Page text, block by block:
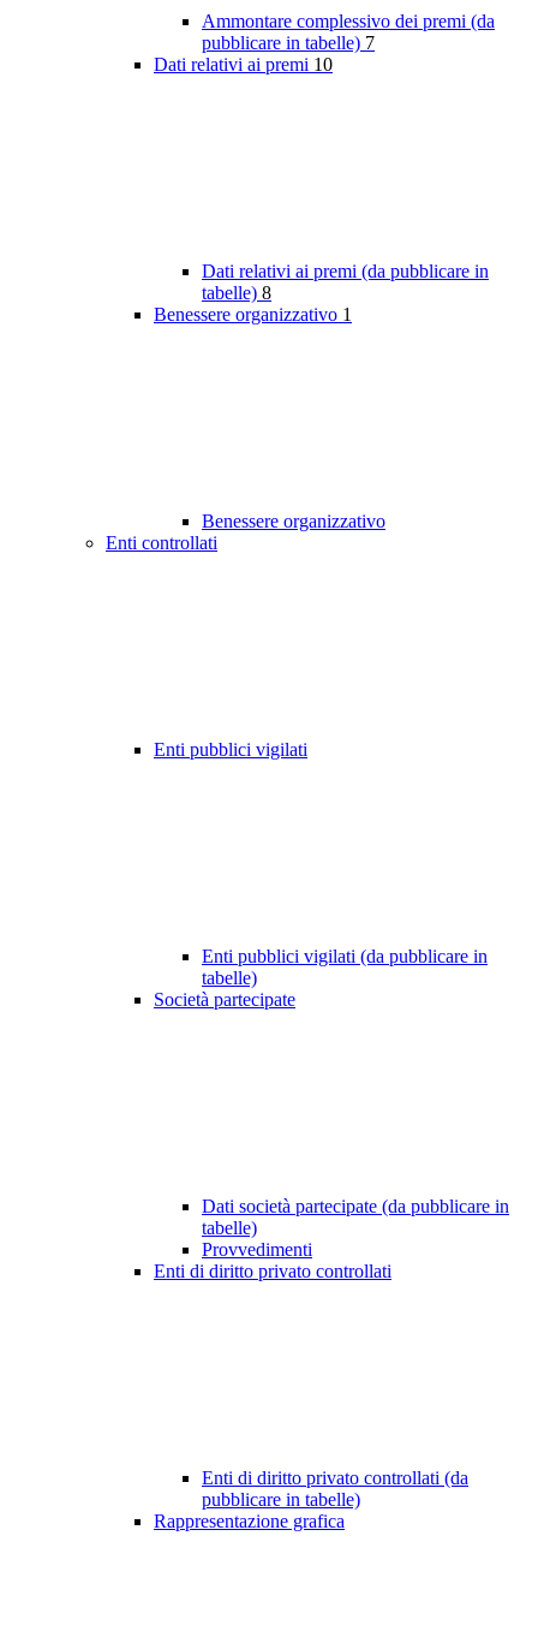
Ammontare complessivo dei premi (da
pubblicare in tabelle) 7
Dati relativi ai premi 10
Dati relativi ai premi (da pubblicare in
tabelle) 8
Benessere organizzativo 1
Benessere organizzativo
Enti controllati
Enti pubblici vigilati
Enti pubblici vigilati (da pubblicare in
tabelle)
Società partecipate
Dati società partecipate (da pubblicare in
tabelle)
Provvedimenti
Enti di diritto privato controllati
Enti di diritto privato controllati (da
pubblicare in tabelle)
Rappresentazione grafica